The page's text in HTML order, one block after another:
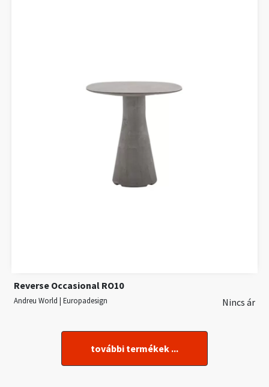
Reverse Occasional RO10
Andreu World | Europadesign Nincs ár
további termékek ...